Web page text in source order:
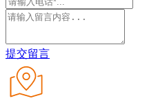
提交留言